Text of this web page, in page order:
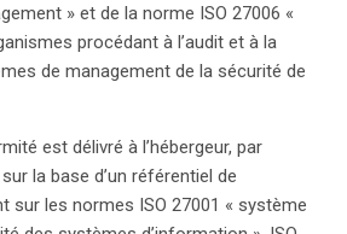
» et de la norme ISO 27006 «
procédant à l’audit et à la
de management de la sécurité de
est délivré à l’hébergeur, par
la base d’un référentiel de
sur les normes ISO 27001 « système